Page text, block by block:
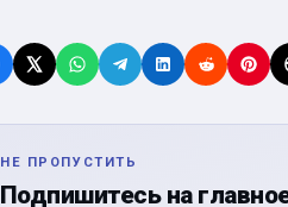
НЕ ПРОПУСТИТЬ
Подпишитесь на